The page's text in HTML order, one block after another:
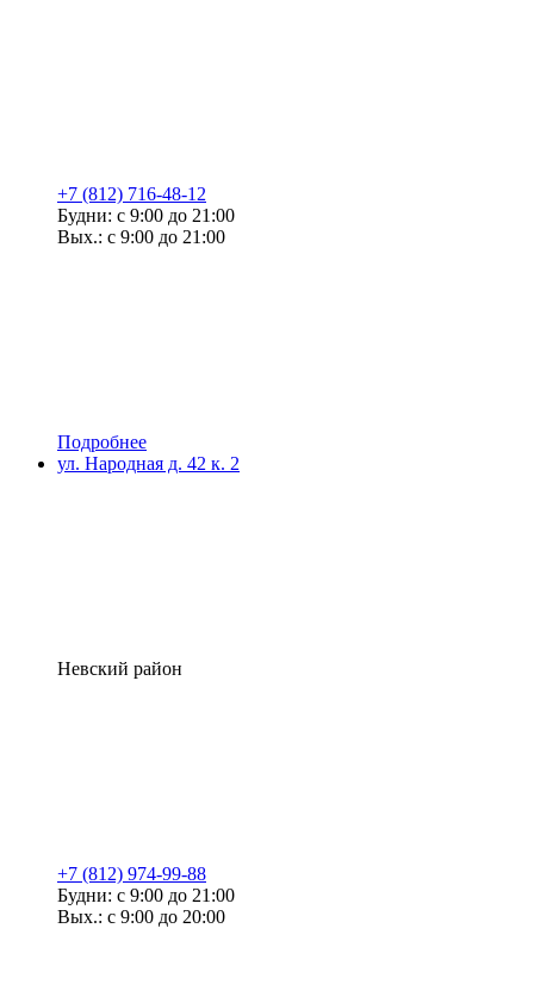
+7 (812) 716-48-12
Будни: с 9:00 до 21:00
Вых.: с 9:00 до 21:00
Подробнее
ул. Народная д. 42 к. 2
Невский район
+7 (812) 974-99-88
Будни: с 9:00 до 21:00
Вых.: с 9:00 до 20:00